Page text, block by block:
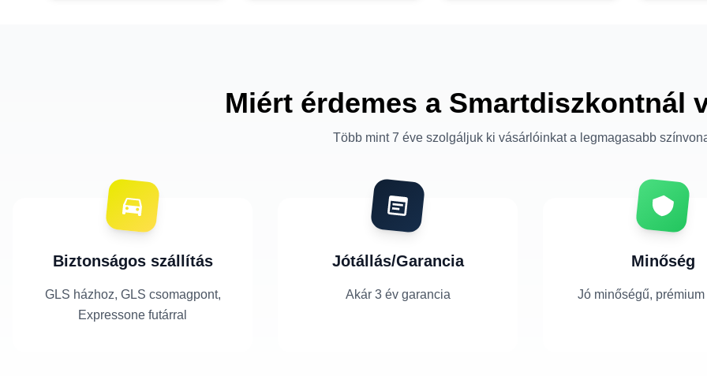
Miért érdemes a Smartdiszkontnál
Több mint 7 éve szolgáljuk ki vásárlóinkat a legmagasabb
Biztonságos szállítás
GLS házhoz, GLS csomagpont,
Expressone futárral
Jótállás/Garancia
Akár 3 év garancia
Minőség
Jó minőségű, prémium